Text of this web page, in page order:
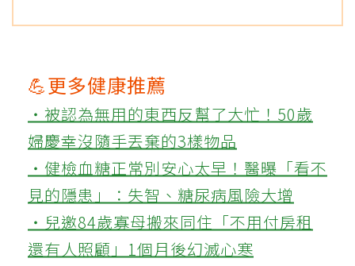
💪更多健康推薦
‧被認為無用的東西反幫了大忙！50歲
婦慶幸沒隨手丟棄的3樣物品
‧健檢血糖正常別安心太早！醫曝「看不
見的隱患」：失智、糖尿病風險大增
‧兒邀84歲寡母搬來同住「不用付房租
還有人照顧」1個月後幻滅心寒